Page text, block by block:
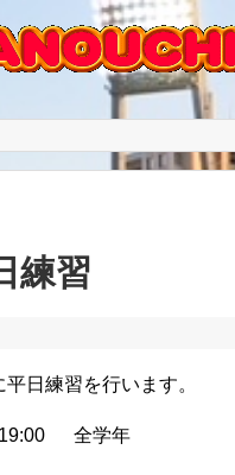
練習
日練習を行います。
19:00 全学年